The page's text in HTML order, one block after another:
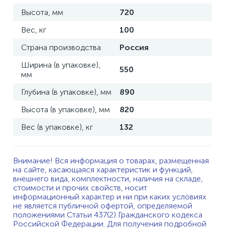
Высота, мм
720
Вес, кг
100
Страна производства
Россия
Ширина (в упаковке),
мм
550
Глубина (в упаковке), мм
890
Высота (в упаковке), мм
820
Вес (в упаковке), кг
132
Внимание! Вся информация о товарах, размещенная
на сайте, касающаяся характеристик и функций,
внешнего вида, комплектности, наличия на складе,
стоимости и прочих свойств, носит
информационный характер и ни при каких условиях
не является публичной офертой, определяемой
положениями Статьи 437(2) Гражданского кодекса
Российской Федерации. Для получения подробной